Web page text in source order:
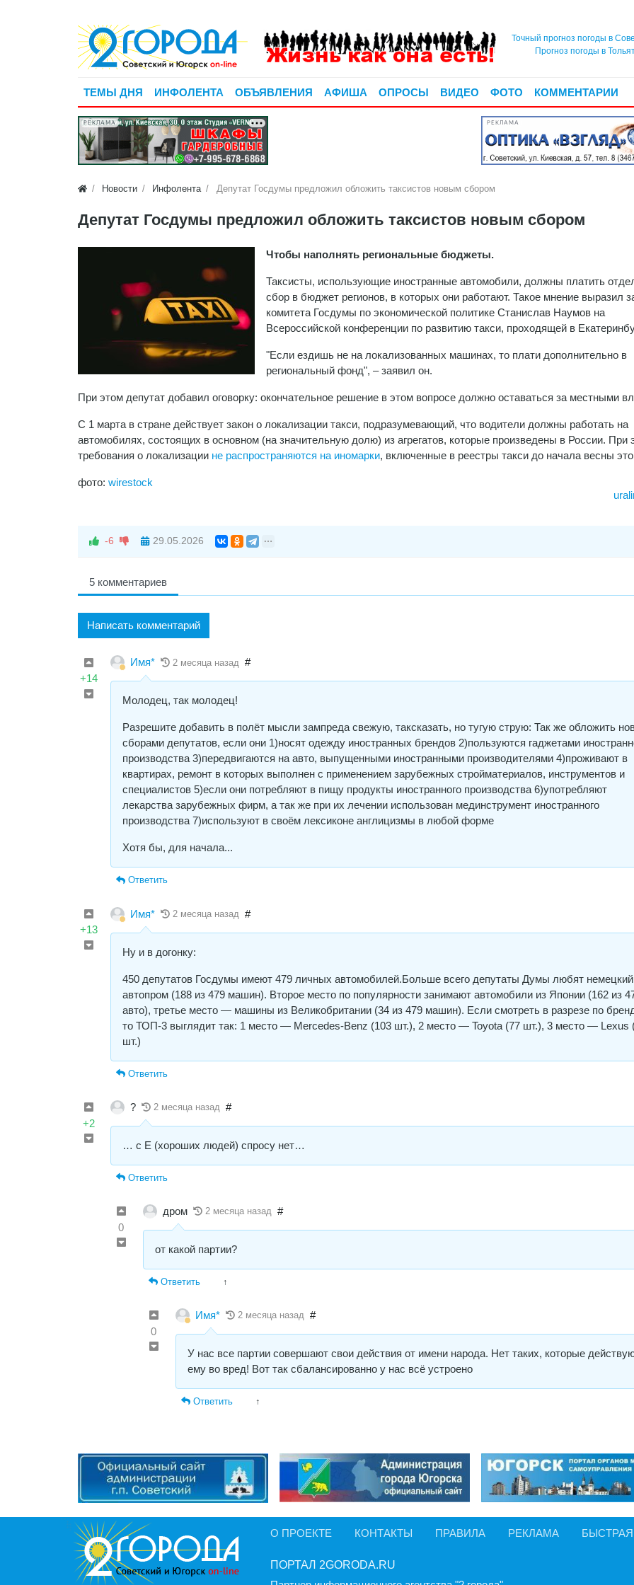
Точный прогноз погоды в
Прогноз погоды в
ТЕМЫ ДНЯ ИНФОЛЕНТА ОБЪЯВЛЕНИЯ АФИША ОПРОСЫ ВИДЕО ФОТО КОММЕНТАРИИ
РЕКЛАМА РЕКЛАМА
Новости Инфолента Депутат Госдумы предложил обложить таксистов новым сбором
Депутат Госдумы предложил обложить таксистов новым сбором
Чтобы наполнять региональные бюджеты.
Таксисты, использующие иностранные автомобили, должны платить
сбор в бюджет регионов, в которых они работают. Такое мнение выразил
комитета Госдумы по экономической политике Станислав Наумов на
Всероссийской конференции по развитию такси, проходящей в
"Если ездишь не на локализованных машинах, то плати дополнительно в
региональный фонд", – заявил он.
При этом депутат добавил оговорку: окончательное решение в этом вопросе должно оставаться за местными
С 1 марта в стране действует закон о локализации такси, подразумевающий, что водители должны работать на
автомобилях, состоящих в основном (на значительную долю) из агрегатов, которые произведены в России. При
требования о локализации не распространяются на иномарки, включенные в реестры такси до начала весны
фото: wirestock
-6 29.05.2026
5 комментариев
Написать комментарий
+14
Имя* 2 месяца назад #
Молодец, так молодец!
Разрешите добавить в полёт мысли зампреда свежую, таксказать, но тугую струю: Так же обложить
сборами депутатов, если они 1)носят одежду иностранных брендов 2)пользуются гаджетами
производства 3)передвигаются на авто, выпущенными иностранными производителями 4)проживают в
квартирах, ремонт в которых выполнен с применением зарубежных стройматериалов, инструментов и
специалистов 5)если они потребляют в пищу продукты иностранного производства 6)употребляют
лекарства зарубежных фирм, а так же при их лечении использован мединструмент иностранного
производства 7)используют в своём лексиконе англицизмы в любой форме
Хотя бы, для начала...
Ответить
+13
Имя* 2 месяца назад #
Ну и в догонку:
450 депутатов Госдумы имеют 479 личных автомобилей.Больше всего депутаты Думы любят немецкий
автопром (188 из 479 машин). Второе место по популярности занимают автомобили из Японии (162 из
авто), третье место — машины из Великобритании (34 из 479 машин). Если смотреть в разрезе по
то ТОП-3 выглядит так: 1 место — Mercedes-Benz (103 шт.), 2 место — Toyota (77 шт.), 3 место — Lexus
шт.)
Ответить
+2
? 2 месяца назад #
… с Е (хороших людей) спросу нет…
Ответить
0
дром 2 месяца назад #
от какой партии?
Ответить ↑
0
Имя* 2 месяца назад #
У нас все партии совершают свои действия от имени народа. Нет таких, которые
ему во вред! Вот так сбалансированно у нас всё устроено
Ответить ↑
О ПРОЕКТЕ КОНТАКТЫ ПРАВИЛА РЕКЛАМА
ПОРТАЛ 2GORODA.RU